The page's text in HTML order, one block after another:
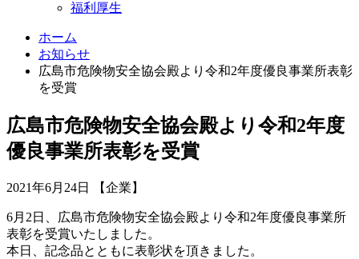
福利厚生
ホーム
お知らせ
広島市危険物安全協会殿より令和2年度優良事業所表彰
を受賞
広島市危険物安全協会殿より令和2年度
優良事業所表彰を受賞
2021年6月24日 【企業】
6月2日、広島市危険物安全協会殿より令和2年度優良事業所
表彰を受賞いたしました。
本日、記念品とともに表彰状を頂きました。